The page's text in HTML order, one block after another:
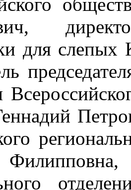
для слепых